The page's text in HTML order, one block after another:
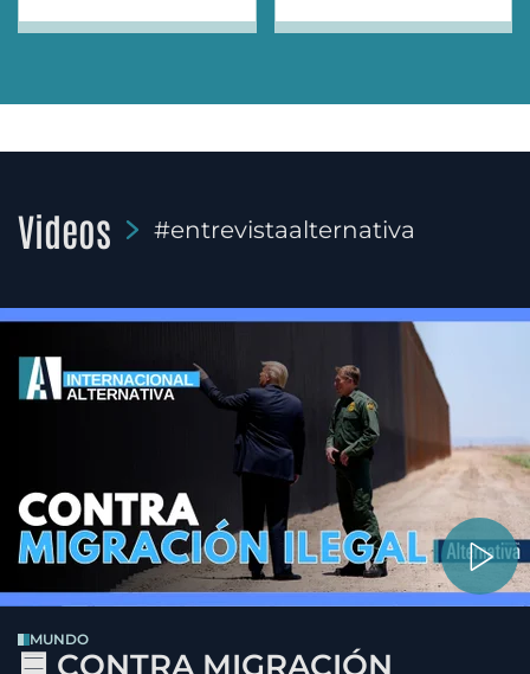
Videos #entrevistaalternativa
MUNDO
🟦 CONTRA MIGRACIÓN